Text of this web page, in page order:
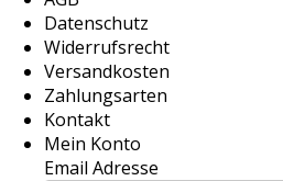
Datenschutz
Widerrufsrecht
Versandkosten
Zahlungsarten
Kontakt
Mein Konto
Email Adresse